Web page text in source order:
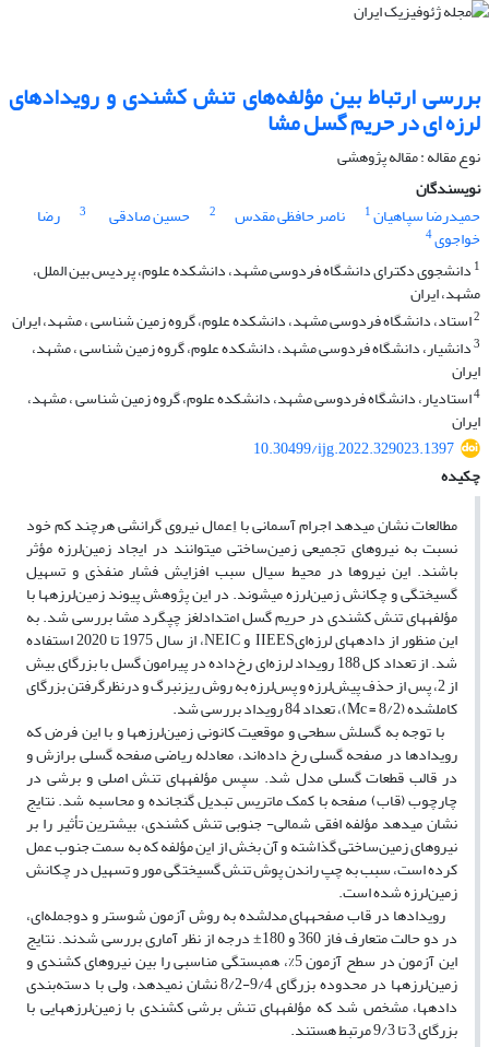
بررسی ارتباط بین مؤلفه‌های تنش کشندی و رویدادهای
لرزه‌ ای در حریم گسل مشا
نوع مقاله : مقاله پژوهشی‌
نویسندگان
حمیدرضا سپاهیان1 ناصر حافظی مقدس 2 حسین صادقی 3 رضا
خواجوی4
1 دانشجوی دکترای دانشگاه فردوسی مشهد، دانشکده علوم، پردیس بین الملل،
مشهد، ایران
2استاد، دانشگاه فردوسی مشهد، دانشکده علوم، گروه زمین شناسی ، مشهد، ایران
3دانشیار، دانشگاه فردوسی مشهد، دانشکده علوم، گروه زمین شناسی ، مشهد،
ایران
4استادیار، دانشگاه فردوسی مشهد، دانشکده علوم، گروه زمین شناسی ، مشهد،
ایران
10.30499/ijg.2022.329023.1397
چکیده
مطالعات نشان می­دهد اجرام آسمانی با اِعمال نیروی گرانشی هرچند کم خود
نسبت به نیروهای تجمیعی زمین‌ساختی می­توانند در ایجاد زمین‌‌لرزه مؤثر
باشند. این نیروها در محیط سیال سبب افزایش فشار منفذی و تسهیل
گسیختگی و چکانش زمین‌لرزه می­شوند. در این پژوهش پیوند زمین‌لرزه­ها با
مؤلفه­های تنش کشندی در حریم گسل امتدادلغز چپگرد مشا بررسی شد. به
این منظور از داده­های لرزه‌ایIIEES و NEIC، از سال 1975 تا 2020 استفاده
شد. از تعداد کل 188 رویداد لرزه‌ای رخ‌داده در پیرامون گسل با بزرگای بیش
از 2، پس از حذف پیش‌لرزه و پس‌لرزه به روش ریزنبرگ و درنظرگرفتن بزرگای
کامل­شده (8/2 = Mc)، تعداد 84 رویداد بررسی شد.
با توجه به گسلش سطحی و موقعیت کانونی زمین‌لرزه­ها و با این فرض که
رویدادها در صفحه گسلی رخ داده‌اند، معادله ریاضی صفحه گسلی برازش و
در قالب قطعات گسلی مدل شد. سپس مؤلفه­های تنش اصلی و برشی در
چارچوب (قاب) صفحه با کمک ماتریس تبدیل گنجانده و محاسبه شد. نتایج
نشان می­دهد مؤلفه افقی شمالی- جنوبی تنش کشندی، بیشترین تأثیر را بر
نیروهای زمین‌ساختی گذاشته و آن بخش از این مؤلفه که به سمت جنوب عمل
کرده است، سبب به چپ راندن پوش تنش گسیختگی مور و تسهیل در چکانش
زمین‌لرزه شده است.
رویدادها در قاب صفحه­های مدل­شده به روش آزمون شوستر و دوجمله‌ای،
در دو حالت متعارف فاز 360 و 180± درجه از نظر آماری بررسی شدند. نتایج
این آزمون در سطح آزمون 5%، همبستگی مناسبی را بین نیروهای کشندی و
زمین‌لرزه­ها در محدوده بزرگای 9/4-8/2 نشان نمی­دهد، ولی با دسته‌بندی
داده­ها، مشخص شد که مؤلفه­های تنش برشی کشندی با زمین‌لرزه­هایی با
بزرگای 3 تا 9/3 مرتبط هستند.